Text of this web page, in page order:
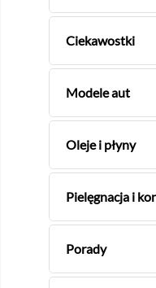
Ciekawostki
Modele aut
Oleje i płyny
Pielęgnacja i
Porady